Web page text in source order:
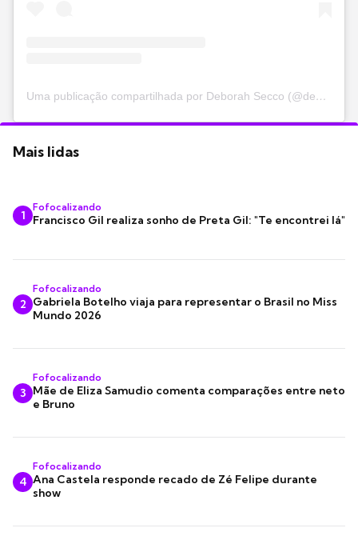
Uma publicação compartilhada por Deborah Secco (@dedesecco)
Mais lidas
1
Fofocalizando
Francisco Gil realiza sonho de Preta Gil: "Te encontrei lá"
2
Fofocalizando
Gabriela Botelho viaja para representar o Brasil no Miss
Mundo 2026
3
Fofocalizando
Mãe de Eliza Samudio comenta comparações entre neto
e Bruno
4
Fofocalizando
Ana Castela responde recado de Zé Felipe durante
show